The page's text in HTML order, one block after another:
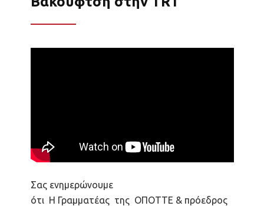
Σας ενημερώνουμε
ότι Η Γραμματέας της ΟΠΟΤΤΕ & πρόεδρος